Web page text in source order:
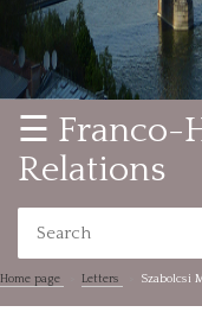
☰ Franco-
Relations
Home page Letters Szabolcsi